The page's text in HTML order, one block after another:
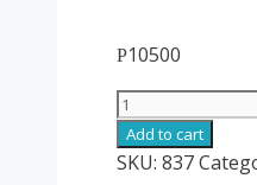
Р10500
Форсунки
OMVL
4ц
Add to cart
SKU: 837